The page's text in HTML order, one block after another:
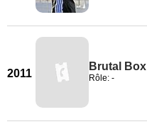
2011
Brutal Box
Rôle: -